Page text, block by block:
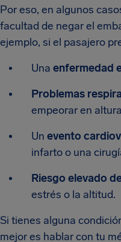
Por eso, en algunos
facultad de negar el
ejemplo, si el pasajero
Una enfermedad
Problemas
empeorar en
Un evento
infarto o una
Riesgo elevado
estrés o la altitud.
Si tienes alguna
mejor es hablar con tu